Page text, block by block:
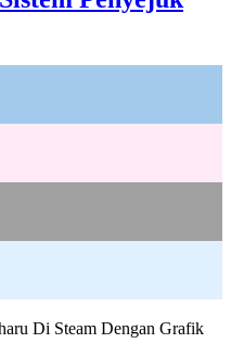
Di Steam Dengan Grafik